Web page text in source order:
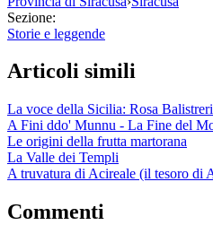
Sezione:
Storie e leggende
Articoli simili
La voce della Sicilia: Rosa Balistreri
A Fini ddo' Munnu - La Fine del
Le origini della frutta martorana
La Valle dei Templi
A truvatura di Acireale (il tesoro di
Commenti